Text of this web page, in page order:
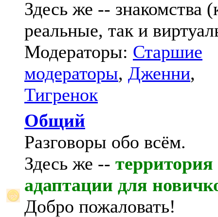
Здесь же -- знакомства
реальные, так и
Модераторы: Старшие
модераторы, Дженни,
Тигренок
Общий
Разговоры обо всём.
Здесь же -- территория
адаптации для
Добро пожаловать!